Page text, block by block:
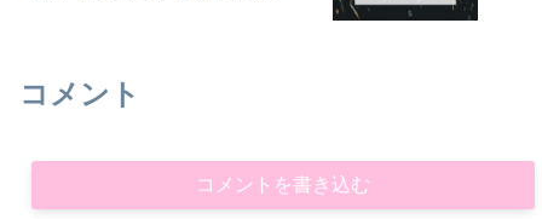
コメント
コメントを書き込む